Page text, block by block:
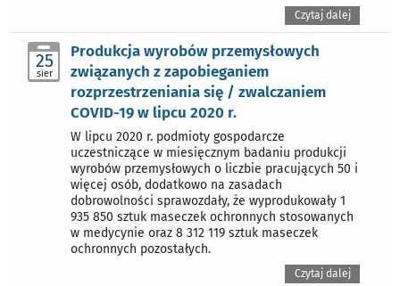
Czytaj dalej
25
sier
Produkcja wyrobów przemysłowych
związanych z zapobieganiem
rozprzestrzeniania się / zwalczaniem
COVID-19 w lipcu 2020 r.
W lipcu 2020 r. podmioty gospodarcze
uczestniczące w miesięcznym badaniu produkcji
wyrobów przemysłowych o liczbie pracujących 50 i
więcej osób, dodatkowo na zasadach
dobrowolności sprawozdały, że wyprodukowały 1
935 850 sztuk maseczek ochronnych stosowanych
w medycynie oraz 8 312 119 sztuk maseczek
ochronnych pozostałych.
Czytaj dalej